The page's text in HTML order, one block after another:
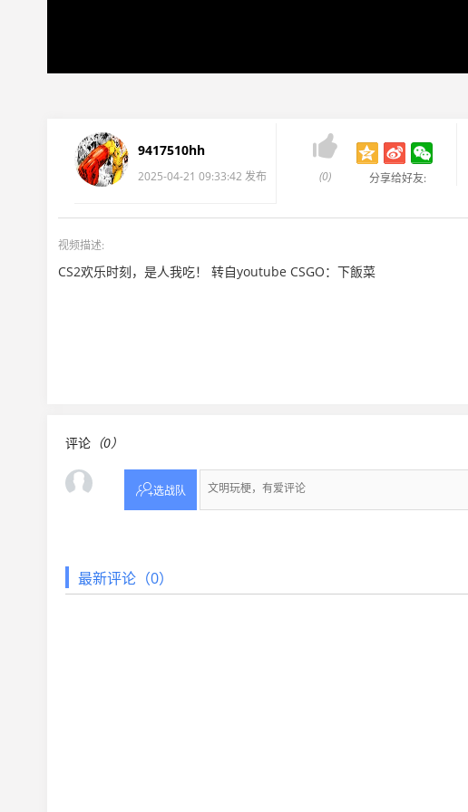
9417510hh
2025-04-21 09:33:42 发布

(0) 分享给好友:
视频描述:
CS2欢乐时刻，是人我吃！ 转自youtube CSGO：下飯菜
评论 （0）
选战队
最新评论（0）